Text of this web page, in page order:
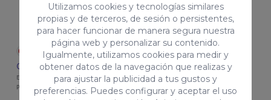
Utilizamos cookies y tecnologías similares
propias y de terceros, de sesión o persistentes,
para hacer funcionar de manera segura nuestra
página web y personalizar su contenido.
Igualmente, utilizamos cookies para medir y
obtener datos de la navegación que realizas y
para ajustar la publicidad a tus gustos y
preferencias. Puedes configurar y aceptar el uso